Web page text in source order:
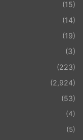
(15)
(14)
(19)
(3)
(223)
(2,924)
(53)
(4)
(5)